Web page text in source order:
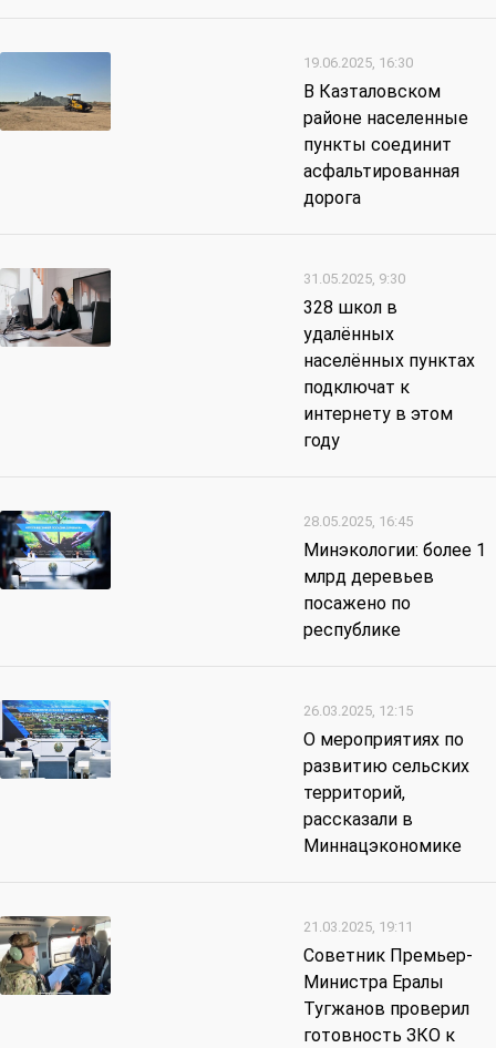
19.06.2025, 16:30
В Казталовском
районе населенные
пункты соединит
асфальтированная
дорога
31.05.2025, 9:30
328 школ в
удалённых
населённых пунктах
подключат к
интернету в этом
году
28.05.2025, 16:45
Минэкологии: более 1
млрд деревьев
посажено по
республике
26.03.2025, 12:15
О мероприятиях по
развитию сельских
территорий,
рассказали в
Миннацэкономике
21.03.2025, 19:11
Советник Премьер-
Министра Ералы
Тугжанов проверил
готовность ЗКО к